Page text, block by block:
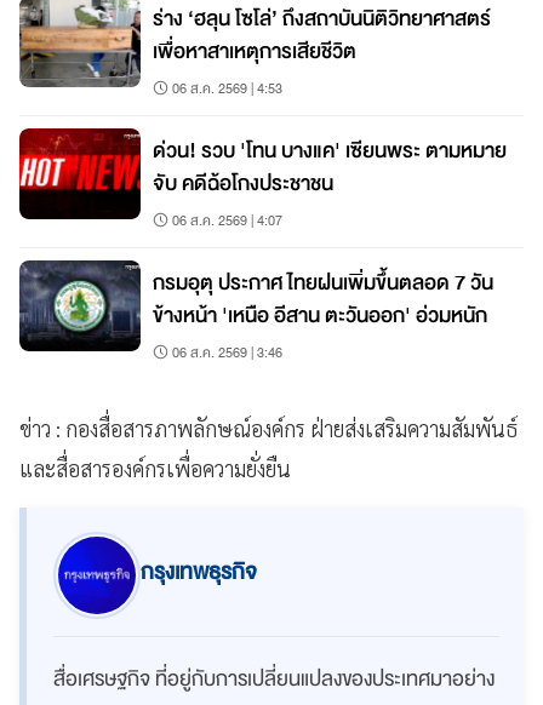
ร่าง ‘ฮลุน โซโล่’ ถึงสถาบันนิติวิทยาศาสตร์
เพื่อหาสาเหตุการเสียชีวิต
06 ส.ค. 2569 | 4:53
ด่วน! รวบ 'โทน บางแค' เซียนพระ ตามหมาย
จับ คดีฉ้อโกงประชาชน
06 ส.ค. 2569 | 4:07
กรมอุตุ ประกาศ ไทยฝนเพิ่มขึ้นตลอด 7 วัน
ข้างหน้า 'เหนือ อีสาน ตะวันออก' อ่วมหนัก
06 ส.ค. 2569 | 3:46
ข่าว : กองสื่อสารภาพลักษณ์องค์กร ฝ่ายส่งเสริมความสัมพันธ์
และสื่อสารองค์กรเพื่อความยั่งยืน
กรุงเทพธุรกิจ
สื่อเศรษฐกิจ ที่อยู่กับการเปลี่ยนแปลงของประเทศมาอย่าง